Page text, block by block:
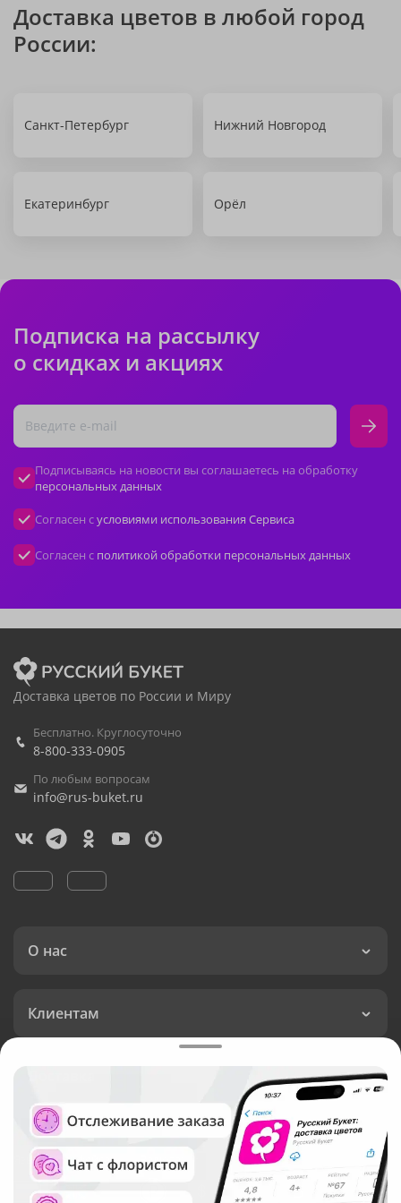
Доставка цветов в любой город
России:
Санкт-Петербург Нижний Новгород
Екатеринбург Орёл
Подписка на рассылку
о скидках и акциях
Подписываясь на новости вы соглашаетесь на обработку
персональных данных
Согласен сусловиями использования Сервиса
Согласен с политикой обработки персональных данных
Доставка цветов по России и Миру
Бесплатно. Круглосуточно
8-800-333-0905
По любым вопросам
info@rus-buket.ru
О нас
Клиентам
Язык интерфейса: Валюта: